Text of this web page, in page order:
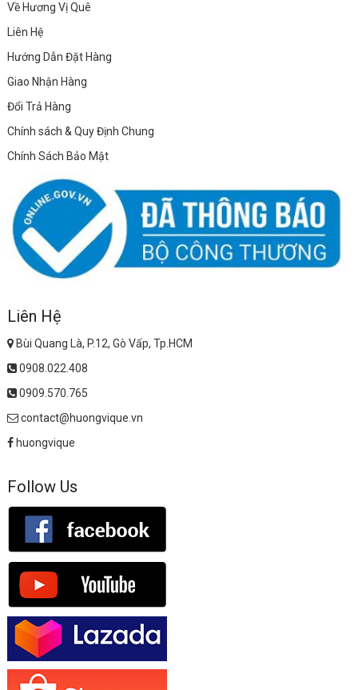
Về Hương Vị Quê
Liên Hệ
Hướng Dẫn Đặt Hàng
Giao Nhận Hàng
Đổi Trả Hàng
Chính sách & Quy Định Chung
Chính Sách Bảo Mật
Liên Hệ
Bùi Quang Là, P.12, Gò Vấp, Tp.HCM
0908.022.408
0909.570.765
contact@huongvique.vn
huongvique
Follow Us